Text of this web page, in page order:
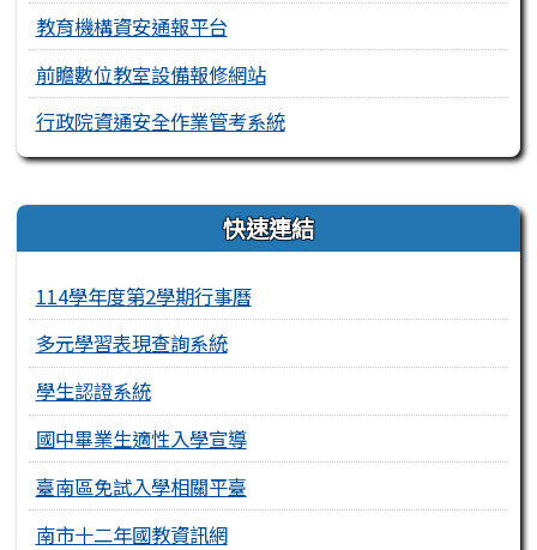
教育機構資安通報平台
前瞻數位教室設備報修網站
行政院資通安全作業管考系統
右邊區域內容 快速連結
114學年度第2學期行事曆
多元學習表現查詢系統
學生認證系統
國中畢業生適性入學宣導
臺南區免試入學相關平臺
南市十二年國教資訊網